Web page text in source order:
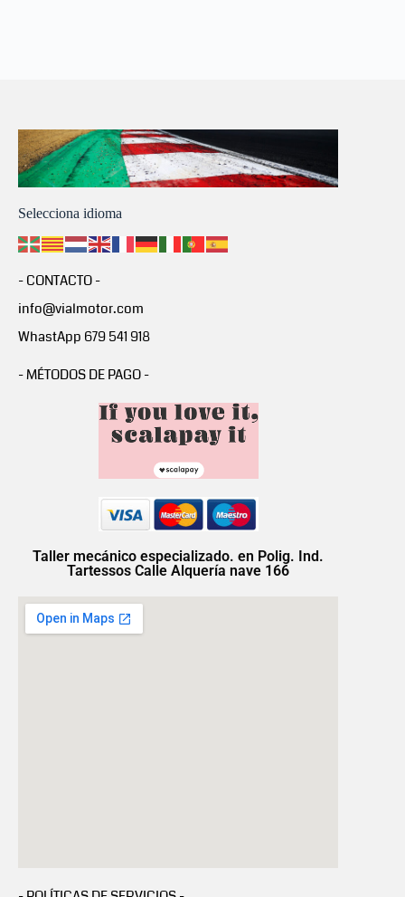
Selecciona idioma
- CONTACTO -
info@vialmotor.com
WhastApp 679 541 918
- MÉTODOS DE PAGO -
Taller mecánico especializado. en Polig. Ind.
Tartessos Calle Alquería nave 166